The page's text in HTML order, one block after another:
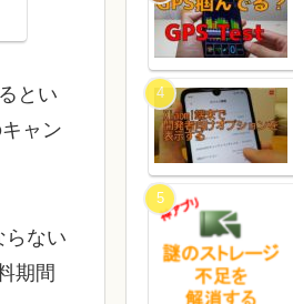
とい
ャン
らない
期間